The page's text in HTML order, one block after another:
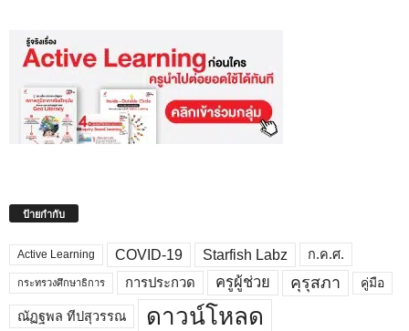
ป้ายกำกับ
Active Learning COVID-19 Starfish Labz ก.ค.ศ.
กระทรวงศึกษาธิการ การประกวด ครูผู้ช่วย คุรุสภา คู่มือ
ณัฏฐพล ทีปสุวรรณ ดาวน์โหลด